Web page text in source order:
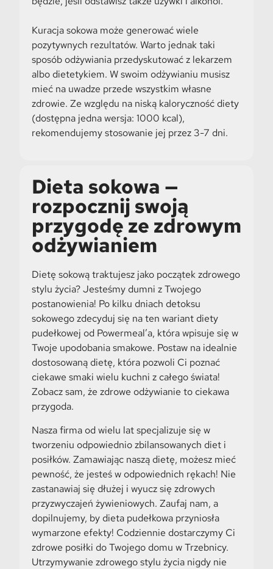
Kuracja sokowa może generować wiele
pozytywnych rezultatów. Warto jednak taki
sposób odżywiania przedyskutować z lekarzem
albo dietetykiem. W swoim odżywianiu musisz
mieć na uwadze przede wszystkim własne
zdrowie. Ze względu na niską kaloryczność diety
(dostępna jedna wersja: 1000 kcal),
rekomendujemy stosowanie jej przez 3-7 dni.
Dieta sokowa —
rozpocznij swoją
przygodę ze zdrowym
odżywianiem
Dietę sokową traktujesz jako początek zdrowego
stylu życia? Jesteśmy dumni z Twojego
postanowienia! Po kilku dniach detoksu
sokowego zdecyduj się na ten wariant diety
pudełkowej od Powermeal’a, która wpisuje się w
Twoje upodobania smakowe. Postaw na idealnie
dostosowaną dietę, która pozwoli Ci poznać
ciekawe smaki wielu kuchni z całego świata!
Zobacz sam, że zdrowe odżywianie to ciekawa
przygoda.
Nasza firma od wielu lat specjalizuje się w
tworzeniu odpowiednio zbilansowanych diet i
posiłków. Zamawiając naszą dietę, możesz mieć
pewność, że jesteś w odpowiednich rękach! Nie
zastanawiaj się dłużej i wyucz się zdrowych
przyzwyczajeń żywieniowych. Zaufaj nam, a
dopilnujemy, by dieta pudełkowa przyniosła
wymarzone efekty! Codziennie dostarczymy Ci
zdrowe posiłki do Twojego domu w Trzebnicy.
Utrzymywanie zdrowego stylu życia nigdy nie